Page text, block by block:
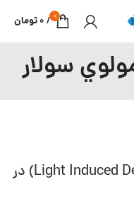
0
/
0تومان
سولار
تلفات ناشی از نور (Light Induced Degradation) در